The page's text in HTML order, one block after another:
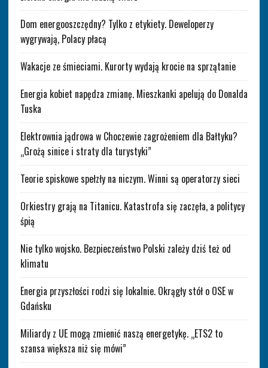
Dom energooszczędny? Tylko z etykiety. Deweloperzy
wygrywają, Polacy płacą
Wakacje ze śmieciami. Kurorty wydają krocie na sprzątanie
Energia kobiet napędza zmianę. Mieszkanki apelują do Donalda
Tuska
Elektrownia jądrowa w Choczewie zagrożeniem dla Bałtyku?
„Grożą sinice i straty dla turystyki”
Teorie spiskowe spełzły na niczym. Winni są operatorzy sieci
Orkiestry grają na Titanicu. Katastrofa się zaczęła, a politycy
śpią
Nie tylko wojsko. Bezpieczeństwo Polski zależy dziś też od
klimatu
Energia przyszłości rodzi się lokalnie. Okrągły stół o OSE w
Gdańsku
Miliardy z UE mogą zmienić naszą energetykę. „ETS2 to
szansa większa niż się mówi”